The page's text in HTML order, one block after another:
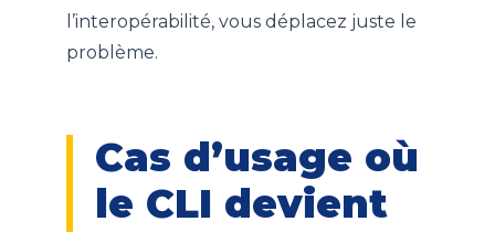
l’interopérabilité, vous déplacez juste le
problème.
Cas d’usage où
le CLI devient